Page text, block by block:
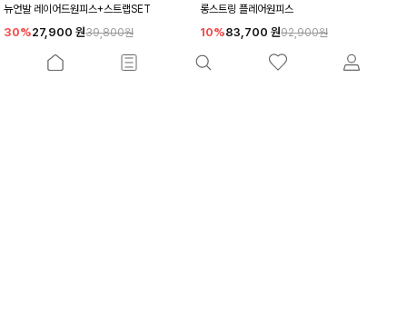
뉴언발 레이어드원피스+스트랩SET
30%27,900 원39,800원
롱스트링 플레어원피스
10%83,700 원92,900원
네픈셔링 스트링원피스 벨럼드 체크원피스+벨트SET